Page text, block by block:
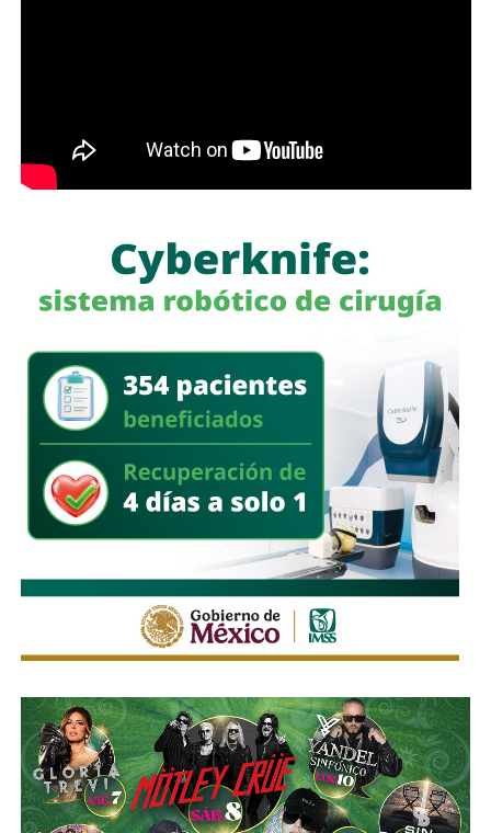
Señaló que la información de todas las actividades de
transparentarse, tal y como lo establece el artículo 6 de la
Constitución Política.